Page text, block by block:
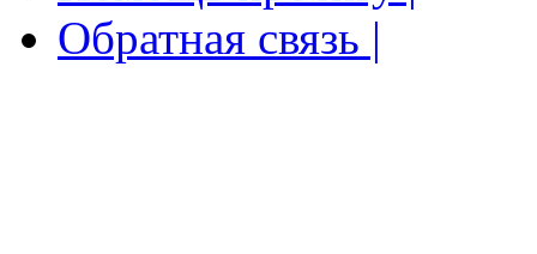
Обратная связь |